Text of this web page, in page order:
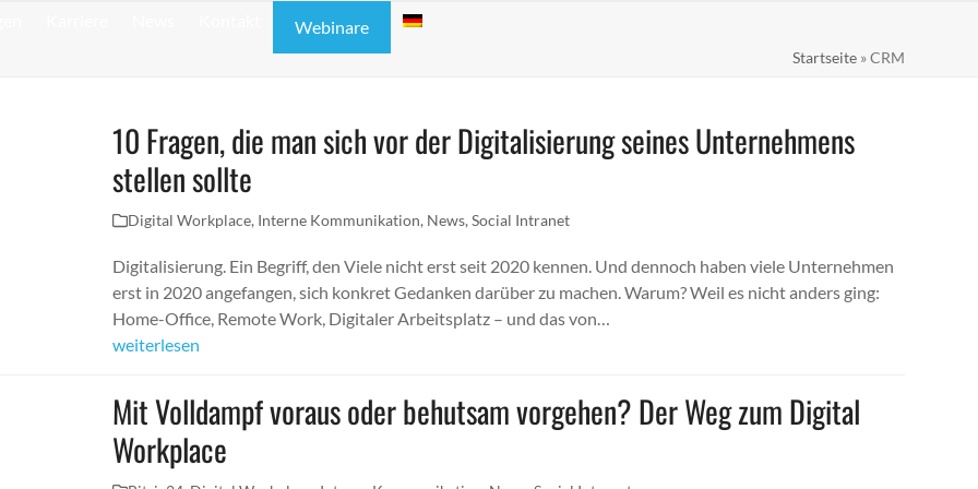
Webinare
Startseite»CRM
10 Fragen, die man sich vor der Digitalisierung seines Unternehmens
stellen sollte
Digital Workplace, Interne Kommunikation, News,Social Intranet
Digitalisierung. Ein Begriff, den Viele nicht erst seit 2020 kennen. Und dennoch haben viele Unternehmen
erst in 2020 angefangen, sich konkret Gedanken darüber zu machen. Warum? Weil es nicht anders ging:
Home-Office, Remote Work, Digitaler Arbeitsplatz – und das von…
weiterlesen
Mit Volldampf voraus oder behutsam vorgehen? Der Weg zum Digital
Workplace